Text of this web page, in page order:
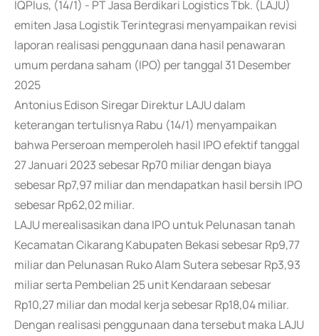
IQPlus, (14/1) - PT Jasa Berdikari Logistics Tbk. (LAJU)
emiten Jasa Logistik Terintegrasi menyampaikan revisi
laporan realisasi penggunaan dana hasil penawaran
umum perdana saham (IPO) per tanggal 31 Desember
2025
Antonius Edison Siregar Direktur LAJU dalam
keterangan tertulisnya Rabu (14/1) menyampaikan
bahwa Perseroan memperoleh hasil IPO efektif tanggal
27 Januari 2023 sebesar Rp70 miliar dengan biaya
sebesar Rp7,97 miliar dan mendapatkan hasil bersih IPO
sebesar Rp62,02 miliar.
LAJU merealisasikan dana IPO untuk Pelunasan tanah
Kecamatan Cikarang Kabupaten Bekasi sebesar Rp9,77
miliar dan Pelunasan Ruko Alam Sutera sebesar Rp3,93
miliar serta Pembelian 25 unit Kendaraan sebesar
Rp10,27 miliar dan modal kerja sebesar Rp18,04 miliar.
Dengan realisasi penggunaan dana tersebut maka LAJU